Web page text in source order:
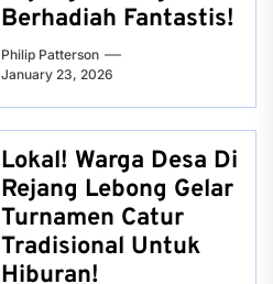
Berhadiah Fantastis!
Philip Patterson
January 23, 2026
Lokal! Warga Desa Di
Rejang Lebong Gelar
Turnamen Catur
Tradisional Untuk
Hiburan!